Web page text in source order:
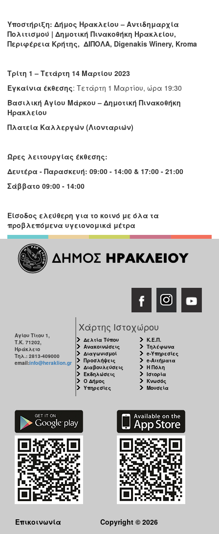
Υποστήριξη: Δήμος Ηρακλείου – Αντιδημαρχία
Πολιτισμού | Δημοτική Πινακοθήκη Ηρακλείου,
Περιφέρεια Κρήτης, ΔΙΠΟΛΑ, Digenakis Winery, Kroma
Τρίτη 1 – Τετάρτη 14 Μαρτίου 2023
Εγκαίνια έκθεσης: Τετάρτη 1 Μαρτίου, ώρα 19:30
Βασιλική Αγίου Μάρκου – Δημοτική Πινακοθήκη
Ηρακλείου
Πλατεία Καλλεργών (Λιονταριών)
Ώρες λειτουργίας έκθεσης:
Δευτέρα - Παρασκευή: 09:00 - 14:00 & 17:00 - 21:00
Σάββατο 09:00 - 14:00
Είσοδος ελεύθερη για το κοινό με όλα τα
προβλεπόμενα υγειονομικά μέτρα
Αγίου Τίτου 1,
Τ.Κ. 71202,
Ηράκλειο
Τηλ.: 2813-409000
email:info@heraklion.gr
Χάρτης Ιστοχώρου
Δελτία Τύπου
Ανακοινώσεις
Διαγωνισμοί
Προσλήψεις
Διαβουλεύσεις
Εκδηλώσεις
Ο Δήμος
Υπηρεσίες
Κ.Ε.Π.
Τηλέφωνα
e-Υπηρεσίες
e-Αιτήματα
Η Πόλη
Ιστορία
Κνωσός
Μουσεία
Επικοινωνία Copyright © 2026